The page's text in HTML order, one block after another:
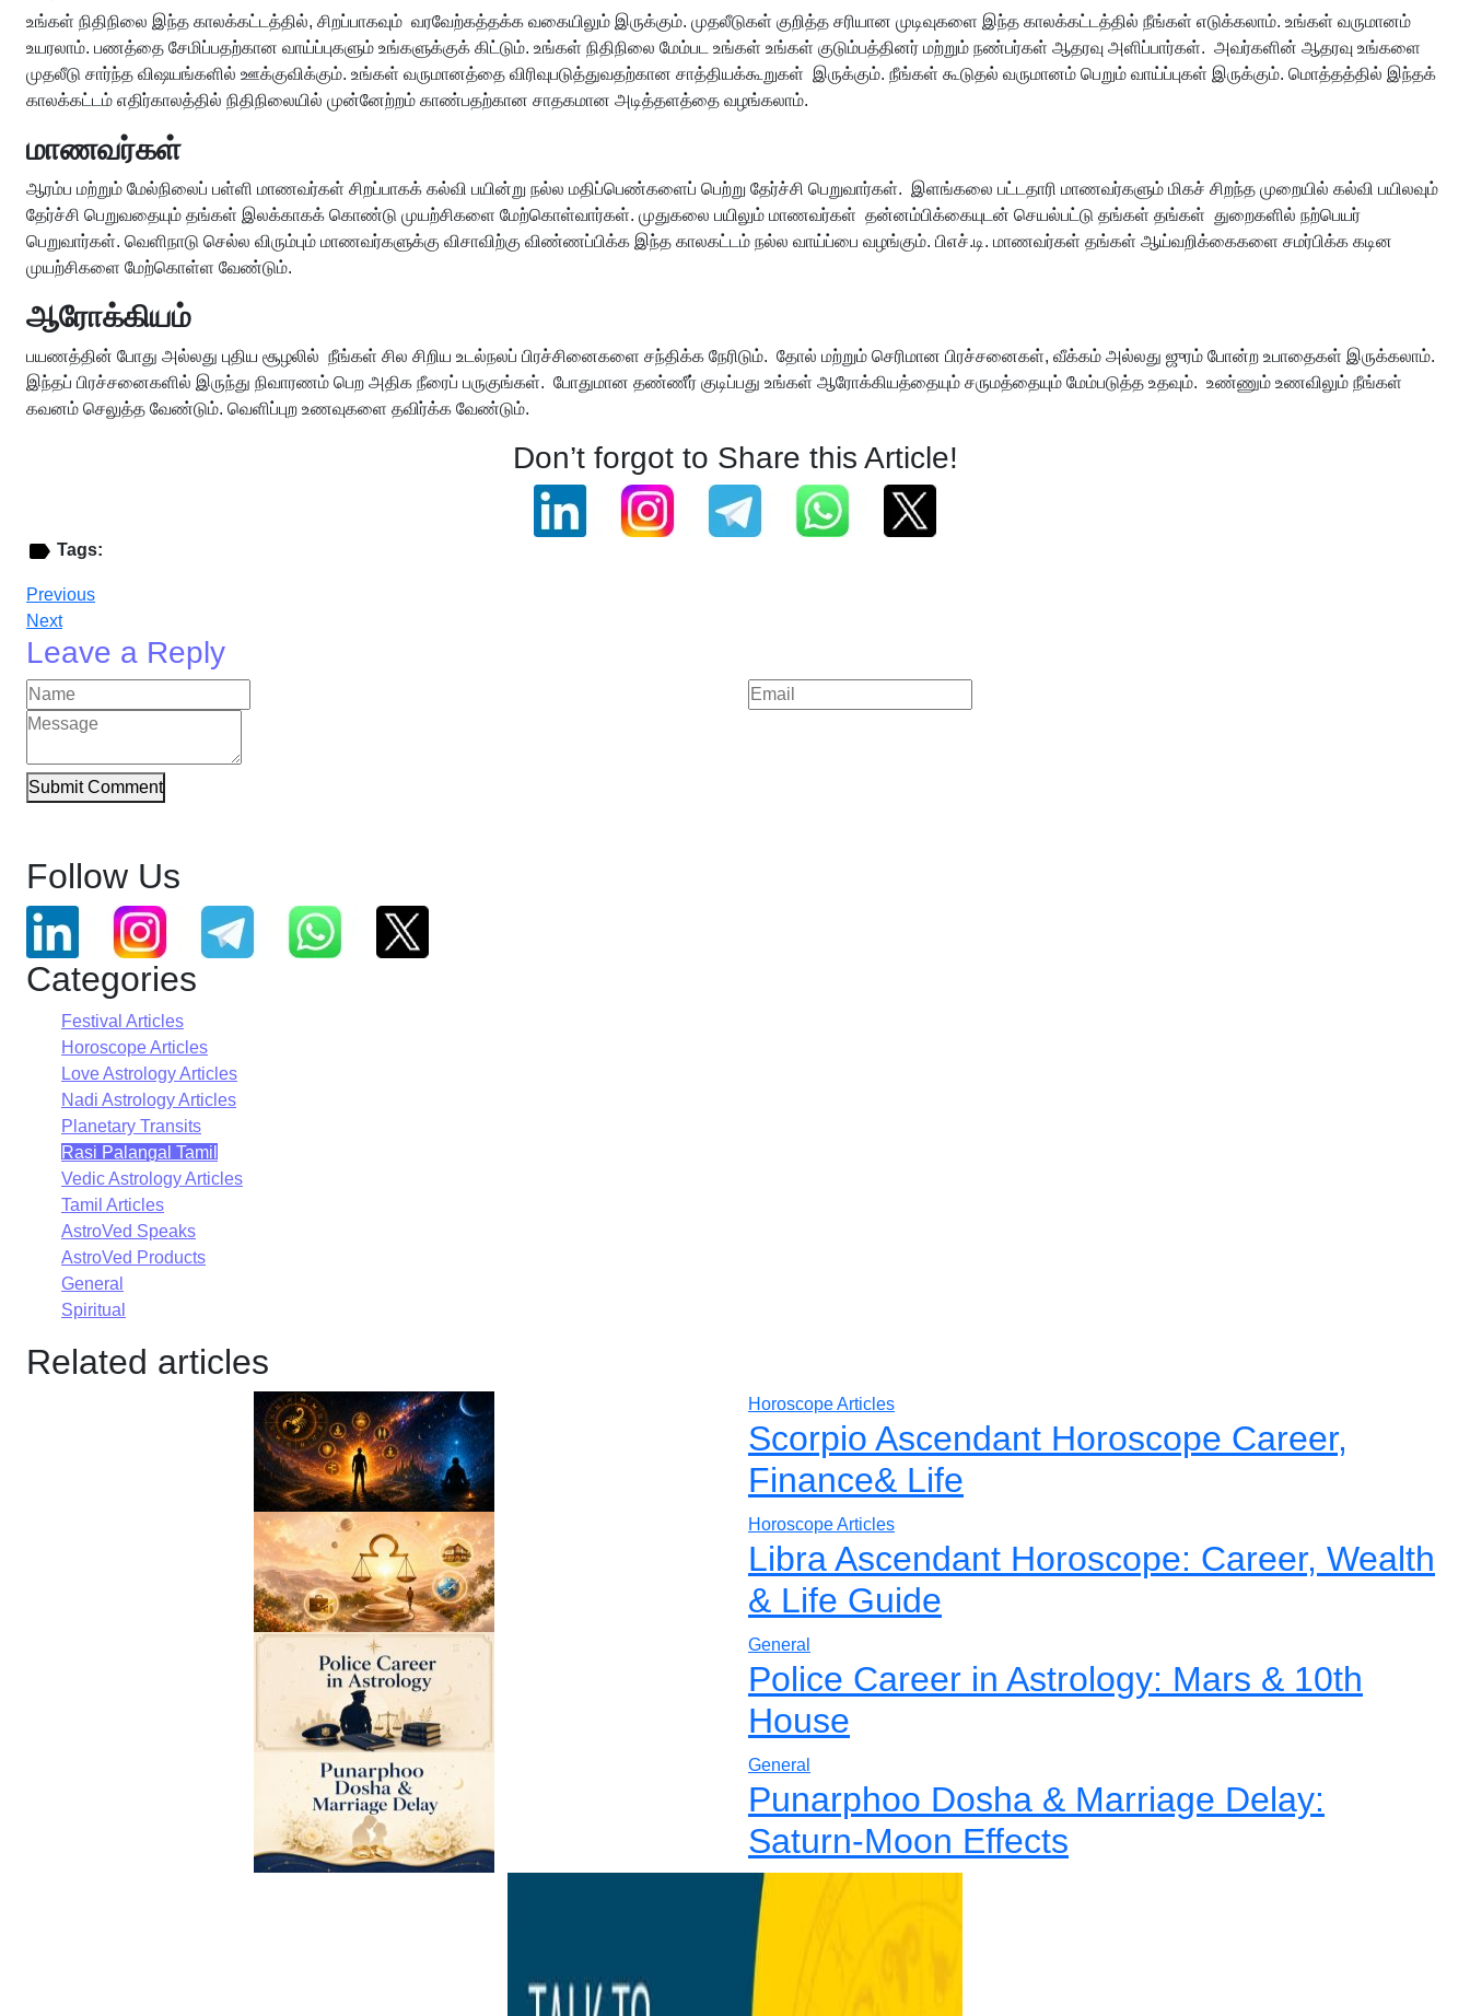
உங்கள் நிதிநிலை இந்த காலக்கட்டத்தில், சிறப்பாகவும் வரவேற்கத்தக்க வகையிலும் இருக்கும். முதலீடுகள் குறித்த சரியான முடிவுகளை இந்த காலக்கட்டத்தில் நீங்கள் எடுக்கலாம். உங்கள் வருமானம்
உயரலாம். பணத்தை சேமிப்பதற்கான வாய்ப்புகளும் உங்களுக்குக் கிட்டும். உங்கள் நிதிநிலை மேம்பட உங்கள் உங்கள் குடும்பத்தினர் மற்றும் நண்பர்கள் ஆதரவு அளிப்பார்கள். அவர்களின் ஆதரவு உங்களை
முதலீடு சார்ந்த விஷயங்களில் ஊக்குவிக்கும். ​​உங்கள் வருமானத்தை விரிவுபடுத்துவதற்கான சாத்தியக்கூறுகள் இருக்கும். நீங்கள் கூடுதல் வருமானம் பெறும் வாய்ப்புகள் இருக்கும். மொத்தத்தில் இந்தக்
காலக்கட்டம் எதிர்காலத்தில் நிதிநிலையில் முன்னேற்றம் காண்பதற்கான சாதகமான அடித்தளத்தை வழங்கலாம்.
மாணவர்கள்
ஆரம்ப மற்றும் மேல்நிலைப் பள்ளி மாணவர்கள் சிறப்பாகக் கல்வி பயின்று நல்ல மதிப்பெண்களைப் பெற்று தேர்ச்சி பெறுவார்கள். இளங்கலை பட்டதாரி மாணவர்களும் மிகச் சிறந்த முறையில் கல்வி பயிலவும்
தேர்ச்சி பெறுவதையும் தங்கள் இலக்காகக் கொண்டு முயற்சிகளை மேற்கொள்வார்கள். முதுகலை பயிலும் மாணவர்கள் தன்னம்பிக்கையுடன் செயல்பட்டு தங்கள் தங்கள் துறைகளில் நற்பெயர்
பெறுவார்கள். வெளிநாடு செல்ல விரும்பும் மாணவர்களுக்கு விசாவிற்கு விண்ணப்பிக்க இந்த காலகட்டம் நல்ல வாய்ப்பை வழங்கும். பிஎச்.டி. மாணவர்கள் தங்கள் ஆய்வறிக்கைகளை சமர்பிக்க கடின
முயற்சிகளை மேற்கொள்ள வேண்டும்.
ஆரோக்கியம்
பயணத்தின் போது அல்லது புதிய சூழலில் நீங்கள் சில சிறிய உடல்நலப் பிரச்சினைகளை சந்திக்க நேரிடும். தோல் மற்றும் செரிமான பிரச்சனைகள், வீக்கம் அல்லது ஜுரம் போன்ற உபாதைகள் இருக்கலாம்.
இந்தப் பிரச்சனைகளில் இருந்து நிவாரணம் பெற அதிக நீரைப் பருகுங்கள். போதுமான தண்ணீர் குடிப்பது உங்கள் ஆரோக்கியத்தையும் சருமத்தையும் மேம்படுத்த உதவும். உண்ணும் உணவிலும் நீங்கள்
கவனம் செலுத்த வேண்டும். வெளிப்புற உணவுகளை தவிர்க்க வேண்டும்.
Don’t forgot to Share this Article!
Tags:
Previous
Next
Leave a Reply
Submit Comment
Follow Us
Categories
Festival Articles
Horoscope Articles
Love Astrology Articles
Nadi Astrology Articles
Planetary Transits
Rasi Palangal Tamil
Vedic Astrology Articles
Tamil Articles
AstroVed Speaks
AstroVed Products
General
Spiritual
Related articles
Horoscope Articles
Scorpio Ascendant Horoscope Career,
Finance& Life
Horoscope Articles
Libra Ascendant Horoscope: Career, Wealth
& Life Guide
General
Police Career in Astrology: Mars & 10th
House
General
Punarphoo Dosha & Marriage Delay:
Saturn-Moon Effects